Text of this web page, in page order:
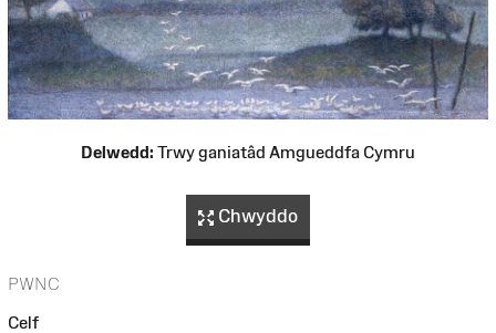
Delwedd: Trwy ganiatâd Amgueddfa Cymru
Chwyddo
PWNC
Celf